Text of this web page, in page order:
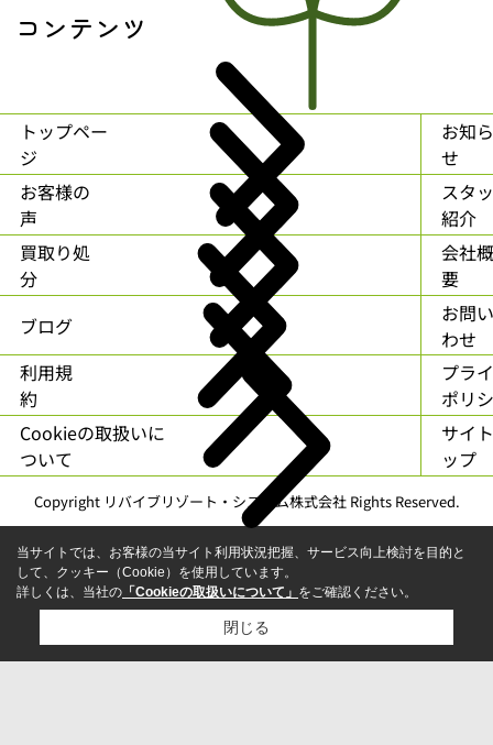
コンテンツ
トップペー
ジ
お知ら
せ
お客様の
声
スタ
紹介
買取り処
分
会社概
要
ブログ
お問
わせ
利用規
約
プラ
ポリ
Cookieの取扱いに
ついて
サイ
ップ
Copyright リバイブリゾート・システム株式会社 Rights Reserved.
当サイトでは、お客様の当サイト利用状況把握、サービス向上検討を目的と
して、クッキー（Cookie）を使用しています。
詳しくは、当社の 「Cookieの取扱いについて」 をご確認ください。
閉じる